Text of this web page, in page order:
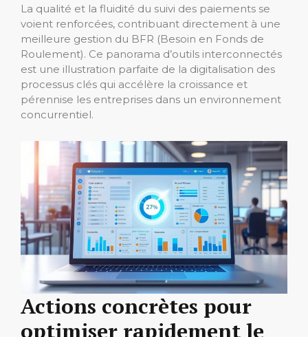
La qualité et la fluidité du suivi des paiements se
voient renforcées, contribuant directement à une
meilleure gestion du BFR (Besoin en Fonds de
Roulement). Ce panorama d’outils interconnectés
est une illustration parfaite de la digitalisation des
processus clés qui accélère la croissance et
pérennise les entreprises dans un environnement
concurrentiel.
Actions concrètes pour
optimiser rapidement le